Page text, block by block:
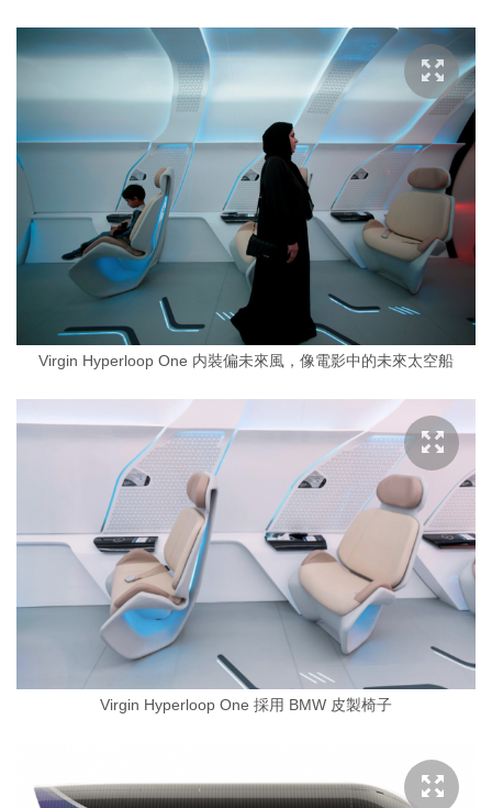
Virgin Hyperloop One 内裝偏未來風，像電影中的未來太空船
Virgin Hyperloop One 採用 BMW 皮製椅子